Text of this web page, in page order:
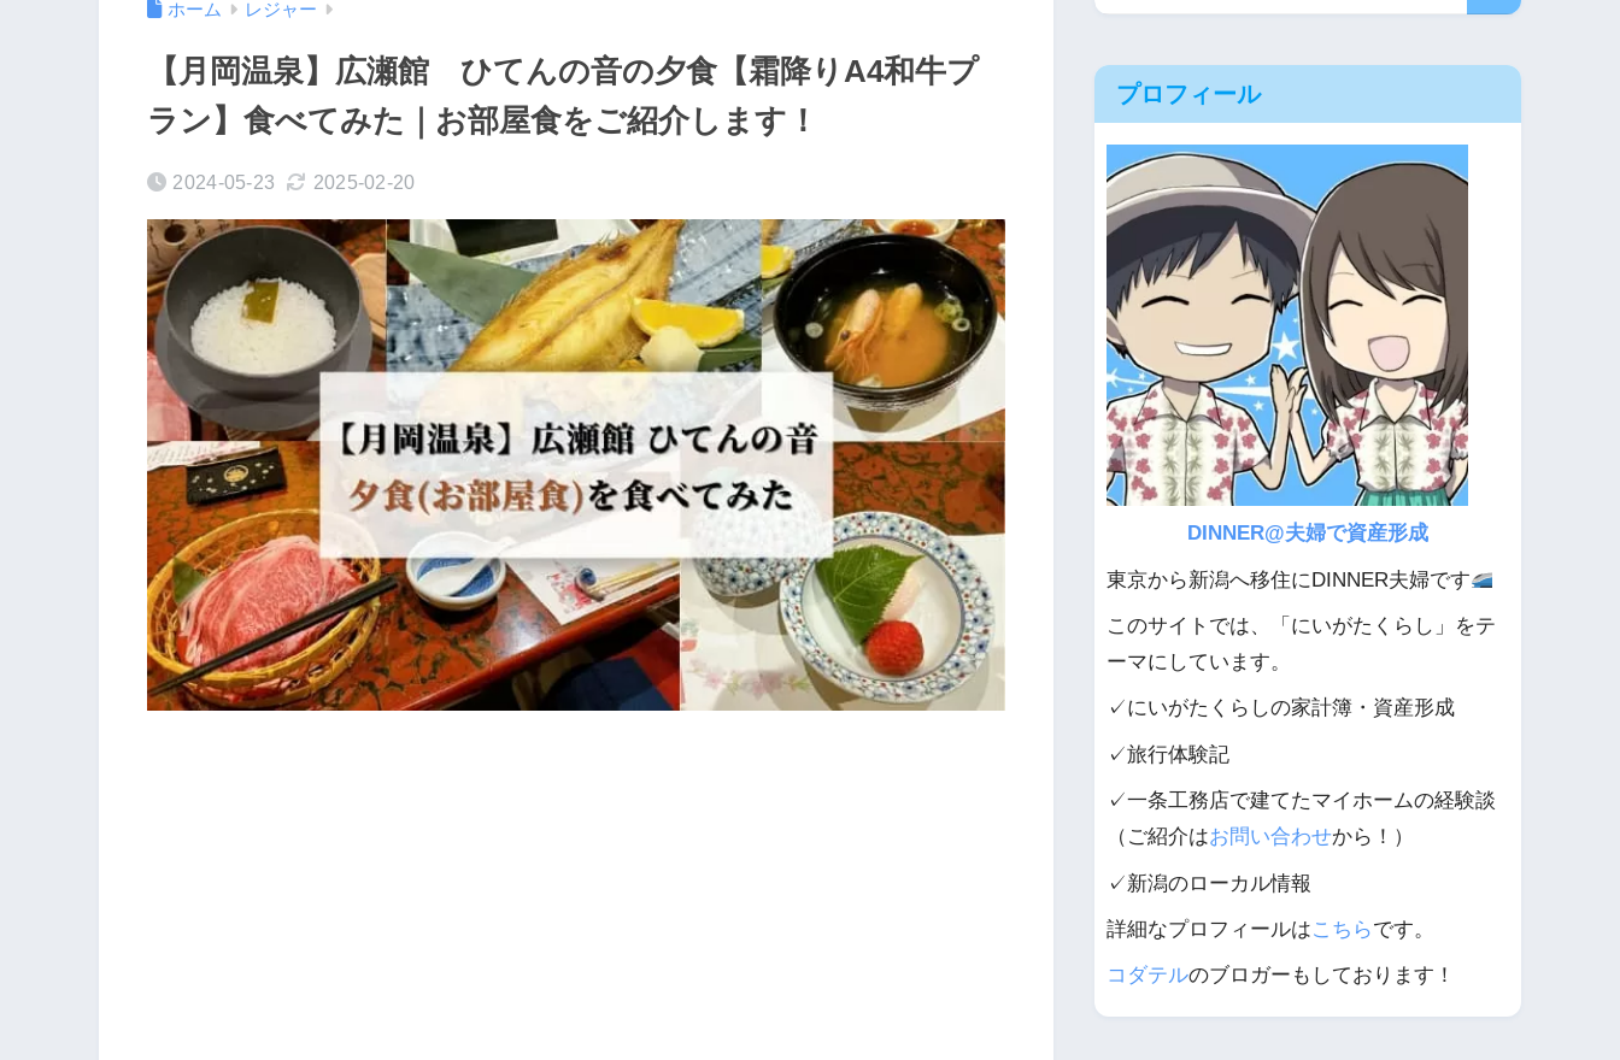
ホーム レジャー
【月岡温泉】広瀬館 ひてんの音の夕食【霜降りA4和牛プ
ラン】食べてみた｜お部屋食をご紹介します！
2024-05-23 2025-02-20
プロフィール
DINNER@夫婦で資産形成
東京から新潟へ移住にDINNER夫婦です
このサイトでは、「にいがたくらし」をテ
ーマにしています。
✓にいがたくらしの家計簿・資産形成
✓旅行体験記
✓一条工務店で建てたマイホームの経験談
（ご紹介はお問い合わせから！）
✓新潟のローカル情報
詳細なプロフィールはこちらです。
コダテルのブロガーもしております！